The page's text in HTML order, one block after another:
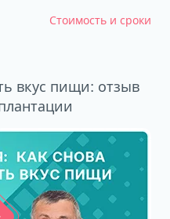
Стоимость и сроки
вкус пищи: отзыв